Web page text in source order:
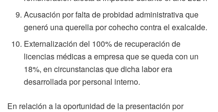
Acusación por falta de probidad administrativa que
generó una querella por cohecho contra el exalcalde.
Externalización del 100% de recuperación de
licencias médicas a empresa que se queda con un
18%, en circunstancias que dicha labor era
desarrollada por personal interno.
En relación a la oportunidad de la presentación por